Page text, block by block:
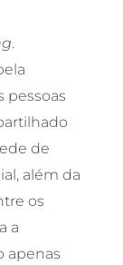
.
pessoas
de
além da
os
a
apenas